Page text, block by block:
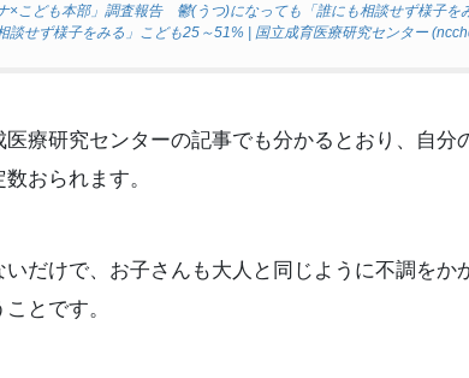
ナ×こども本部」調査報告 鬱(うつ)になっても「誰にも相談せず様子
談せず様子をみる」こども25～51% | 国立成育医療研究センター
医療研究センターの記事でも分かるとおり、自分
おられます。
だけで、お子さんも大人と同じように不調をか
とです。